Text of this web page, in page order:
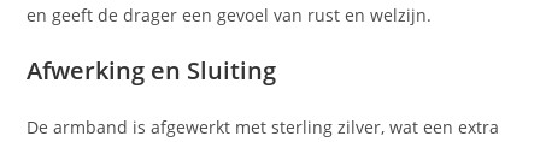
en geeft de drager een gevoel van rust en welzijn.
Afwerking en Sluiting
De armband is afgewerkt met sterling zilver, wat een extra